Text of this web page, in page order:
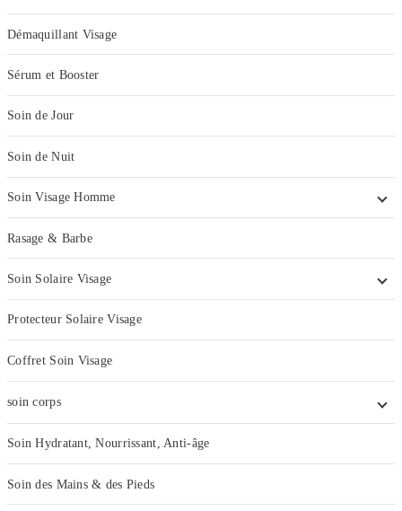
Démaquillant Visage
Sérum et Booster
Soin de Jour
Soin de Nuit
Soin Visage Homme
Rasage & Barbe
Soin Solaire Visage
Protecteur Solaire Visage
Coffret Soin Visage
soin corps
Soin Hydratant, Nourrissant, Anti-âge
Soin des Mains & des Pieds